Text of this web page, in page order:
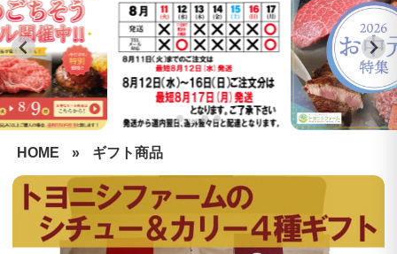
HOME » ギフト商品